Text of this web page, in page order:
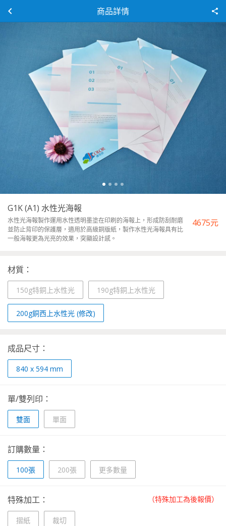
商品詳情
G1K (A1) 水性光海報
水性光海報製作運用水性透明墨塗在印刷的海報上，形成防刮耐磨
並防止背印的保護層，適用於高級銅版紙，製作水性光海報具有比
一般海報更為光亮的效果，突顯設計感。
4675元
材質：
150g特銅上水性光 190g特銅上水性光
200g銅西上水性光 (修改)
成品尺寸：
840 x 594 mm
單/雙列印：
雙面 單面
訂購數量：
100張 200張 更多數量
特殊加工： （特殊加工為後報價）
摺紙 裁切